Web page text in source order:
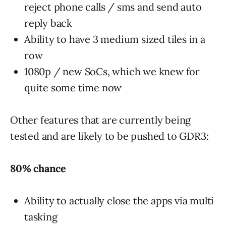
reject phone calls / sms and send auto
reply back
Ability to have 3 medium sized tiles in a
row
1080p / new SoCs, which we knew for
quite some time now
Other features that are currently being
tested and are likely to be pushed to GDR3:
80% chance
Ability to actually close the apps via multi
tasking